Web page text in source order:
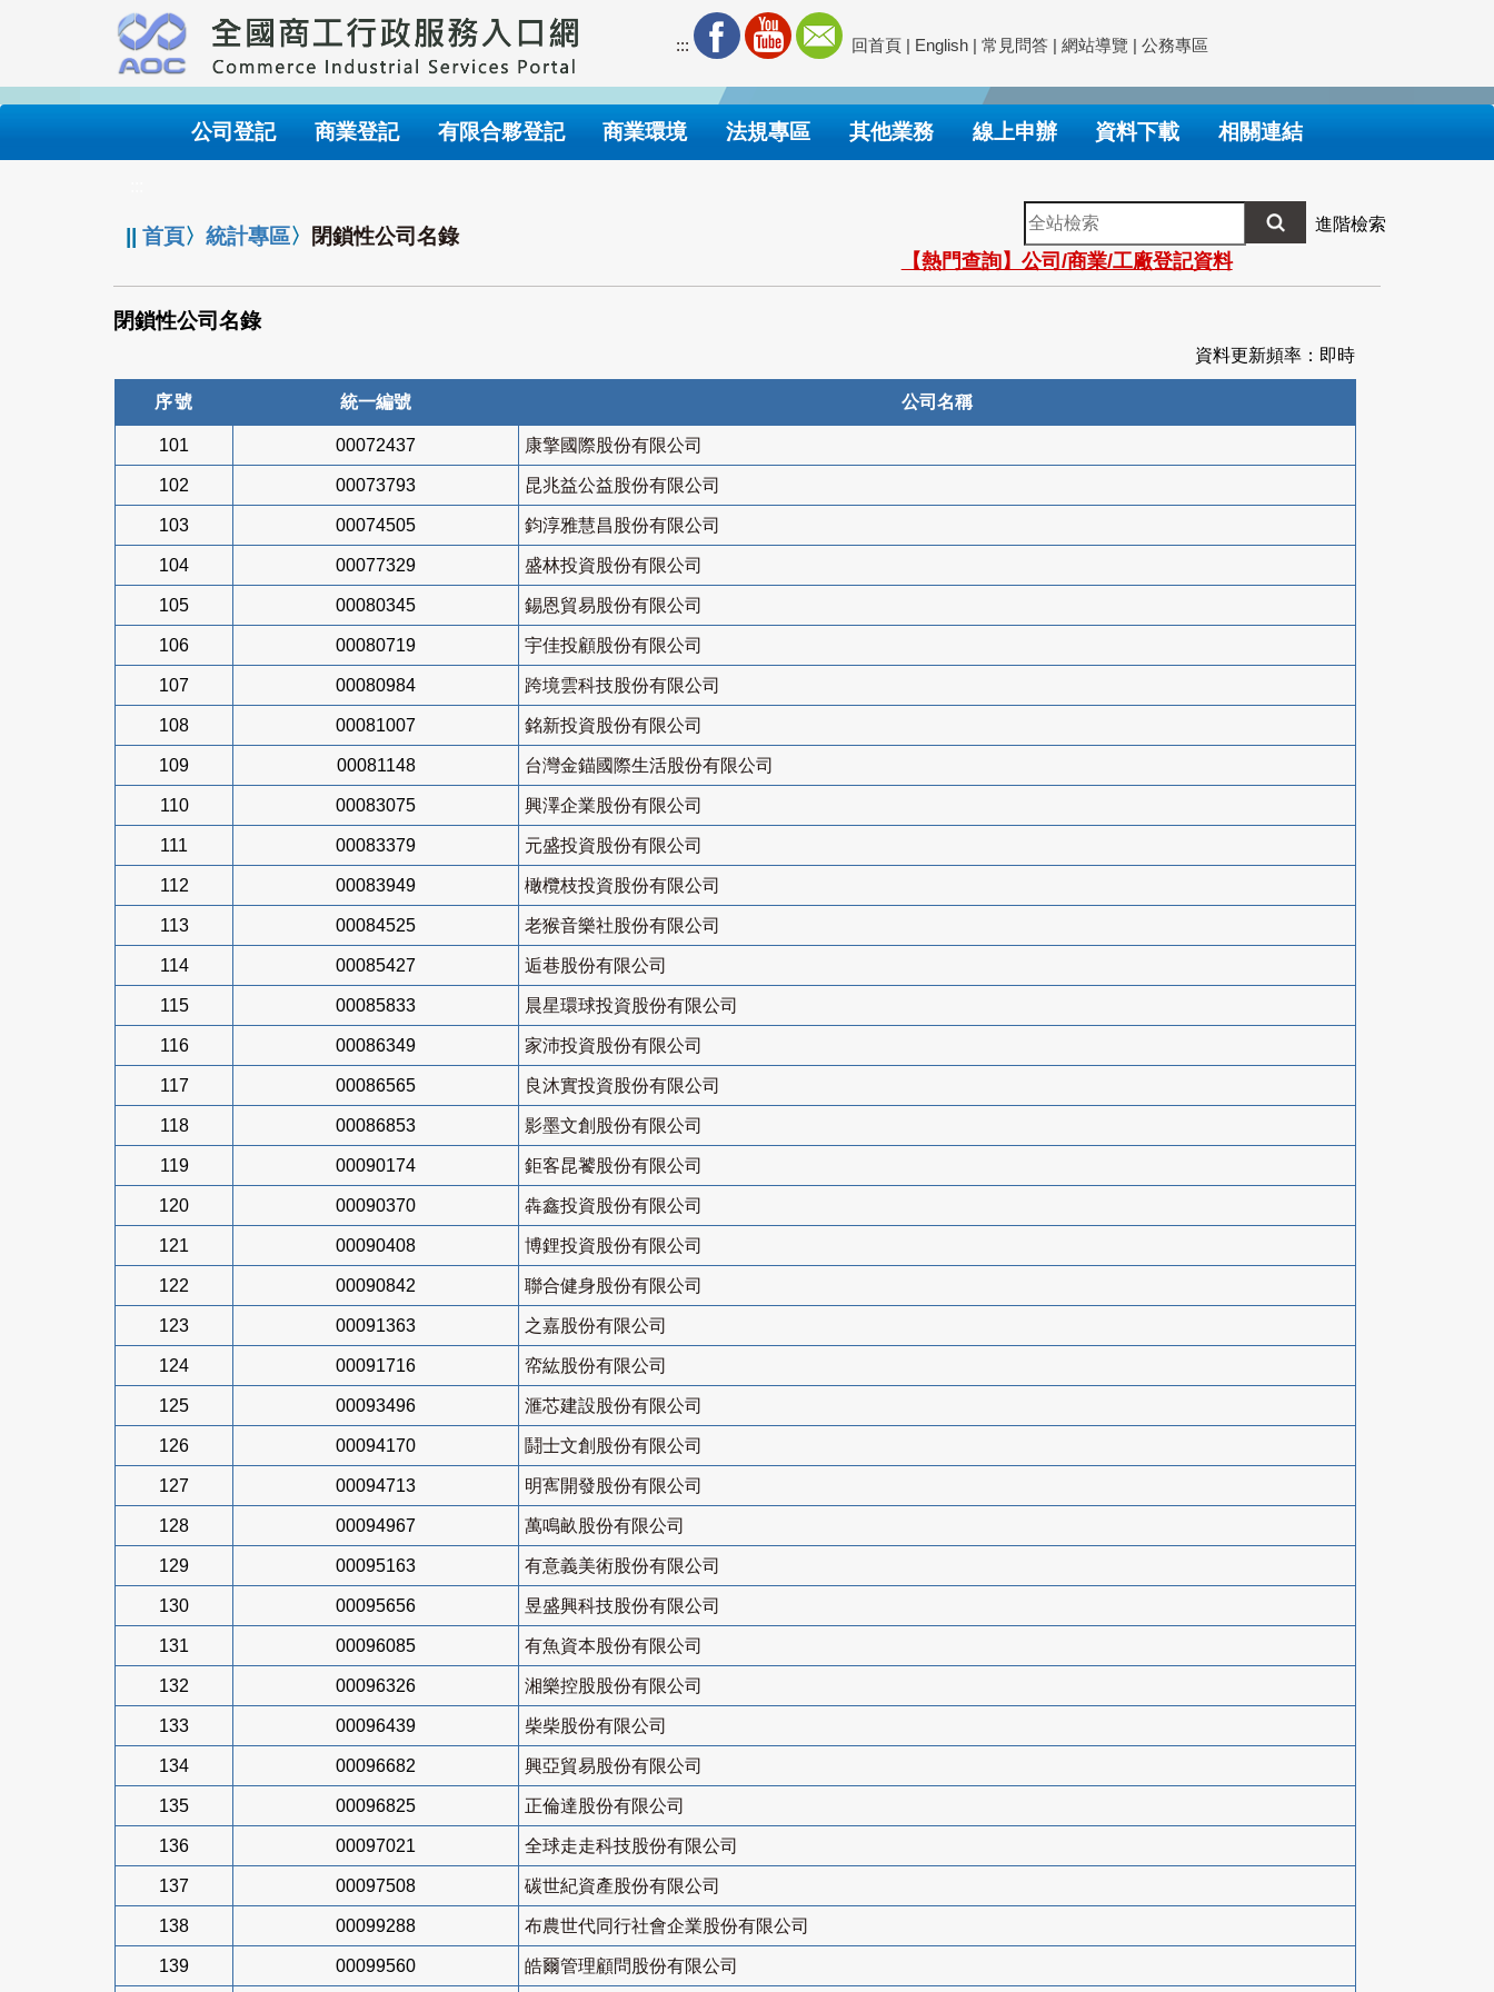
要
內
::: 回首頁 | English | 常見問答 | 網站導覽 | 公務專區
公司登記 商業登記 有限合夥登記 商業環境 法規專區 其他業務 線上申辦 資料下載 相關連結
||首頁〉統計專區〉 閉鎖性公司名錄
全
站
檢
索
進階檢索
【熱門查詢】公司/商業/工廠登記資料
閉鎖性公司名錄
資料更新頻率：即時
序號 統一編號 公司名稱
101 00072437 康擎國際股份有限公司
102 00073793 昆兆益公益股份有限公司
103 00074505 鈞淳雅慧昌股份有限公司
104 00077329 盛林投資股份有限公司
105 00080345 錫恩貿易股份有限公司
106 00080719 宇佳投顧股份有限公司
107 00080984 跨境雲科技股份有限公司
108 00081007 銘新投資股份有限公司
109 00081148 台灣金錨國際生活股份有限公司
110 00083075 興澤企業股份有限公司
111 00083379 元盛投資股份有限公司
112 00083949 橄欖枝投資股份有限公司
113 00084525 老猴音樂社股份有限公司
114 00085427 逅巷股份有限公司
115 00085833 晨星環球投資股份有限公司
116 00086349 家沛投資股份有限公司
117 00086565 良沐實投資股份有限公司
118 00086853 影墨文創股份有限公司
119 00090174 鉅客昆饕股份有限公司
120 00090370 犇鑫投資股份有限公司
121 00090408 博鋰投資股份有限公司
122 00090842 聯合健身股份有限公司
123 00091363 之嘉股份有限公司
124 00091716 帟紘股份有限公司
125 00093496 滙芯建設股份有限公司
126 00094170 鬪士文創股份有限公司
127 00094713 明寯開發股份有限公司
128 00094967 萬鳴畝股份有限公司
129 00095163 有意義美術股份有限公司
130 00095656 昱盛興科技股份有限公司
131 00096085 有魚資本股份有限公司
132 00096326 湘樂控股股份有限公司
133 00096439 柴柴股份有限公司
134 00096682 興亞貿易股份有限公司
135 00096825 正倫達股份有限公司
136 00097021 全球走走科技股份有限公司
137 00097508 碳世紀資產股份有限公司
138 00099288 布農世代同行社會企業股份有限公司
139 00099560 皓爾管理顧問股份有限公司